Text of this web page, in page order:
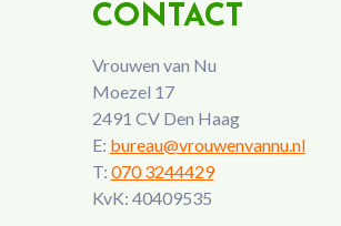
CONTACT
Vrouwen van Nu
Moezel 17
2491 CV Den Haag
E: bureau@vrouwenvannu.nl
T: 070 3244429
KvK: 40409535